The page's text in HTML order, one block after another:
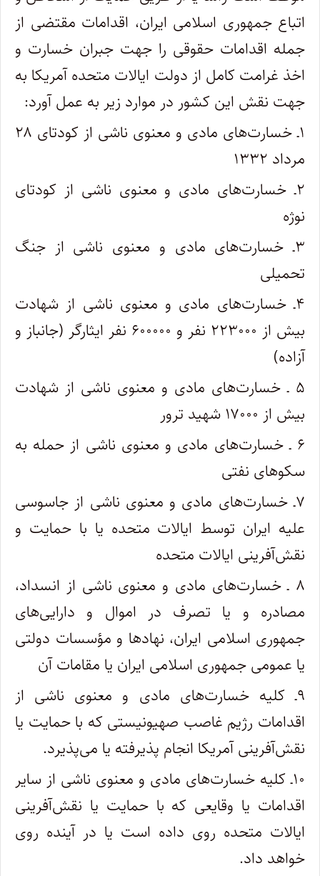
اتباع جمهوری اسلامی ایران، اقدامات مقتضی از
جمله اقدامات حقوقی را جهت جبران خسارت و
اخذ غرامت کامل از دولت ایالات متحده آمریکا به
جهت نقش این کشور در موارد زیر به‌ عمل آورد:
۱ـ خسارت‌های مادی و معنوی ناشی از کودتای ۲۸
مرداد ۱۳۳۲
۲ـ خسارت‌های مادی و معنوی ناشی از کودتای
نوژه
۳ـ خسارت‌های مادی و معنوی ناشی از جنگ
تحمیلی
۴ـ خسارت‌های مادی و معنوی ناشی از شهادت
بیش از ۲۲۳۰۰۰ نفر و ۶۰۰۰۰۰ نفر ایثارگر (جانباز و
آزاده)
۵ ـ خسارت‌های مادی و معنوی ناشی از شهادت
بیش از ۱۷۰۰۰ شهید ترور
۶ ـ خسارت‌های مادی و معنوی ناشی از حمله به
سکوهای نفتی
۷ـ خسارت‌های مادی و معنوی ناشی از جاسوسی
علیه ایران توسط ایالات متحده یا با حمایت و
نقش‌آفرینی ایالات متحده
۸ ـ خسارت‌های مادی و معنوی ناشی از انسداد،
مصادره و یا تصرف در اموال و دارایی‌های
جمهوری اسلامی ایران، نهادها و مؤسسات دولتی
یا عمومی جمهوری اسلامی ایران یا مقامات آن
۹ـ کلیه خسارت‌های مادی و معنوی ناشی از
اقدامات رژیم غاصب صهیونیستی که با حمایت یا
نقش‌آفرینی آمریکا انجام پذیرفته یا می‌پذیرد.
۱۰ـ کلیه خسارت‌های مادی و معنوی ناشی از سایر
اقدامات یا وقایعی که با حمایت یا نقش‌آفرینی
ایالات متحده روی داده است یا در آینده روی
خواهد داد.